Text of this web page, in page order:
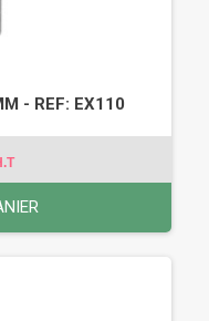
- REF: EX110